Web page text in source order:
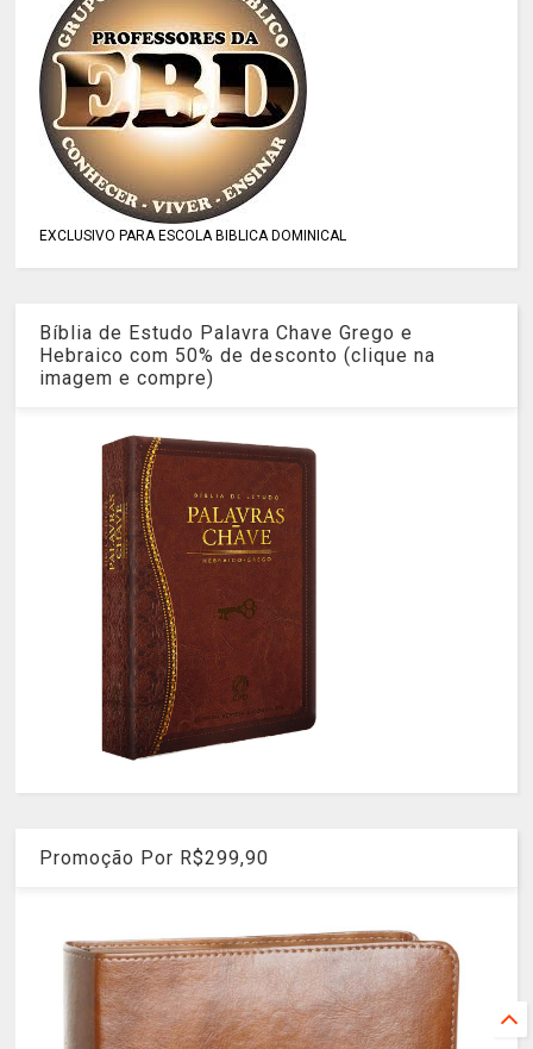
EXCLUSIVO PARA ESCOLA BIBLICA DOMINICAL
Bíblia de Estudo Palavra Chave Grego e
Hebraico com 50% de desconto (clique na
imagem e compre)
Promoção Por R$299,90